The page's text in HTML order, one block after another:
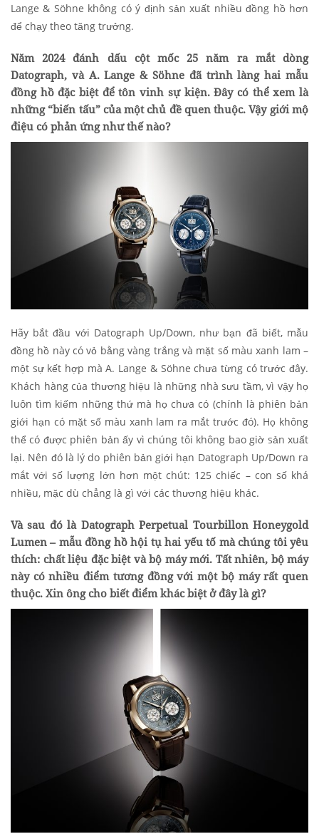
Lange & Söhne không có ý định sản xuất nhiều đồng hồ hơn
để chạy theo tăng trưởng.
Năm 2024 đánh dấu cột mốc 25 năm ra mắt dòng
Datograph, và A. Lange & Söhne đã trình làng hai mẫu
đồng hồ đặc biệt để tôn vinh sự kiện. Đây có thể xem là
những “biến tấu” của một chủ đề quen thuộc. Vậy giới mộ
điệu có phản ứng như thế nào?
Hãy bắt đầu với Datograph Up/Down, như bạn đã biết, mẫu
đồng hồ này có vỏ bằng vàng trắng và mặt số màu xanh lam –
một sự kết hợp mà A. Lange & Söhne chưa từng có trước đây.
Khách hàng của thương hiệu là những nhà sưu tầm, vì vậy họ
luôn tìm kiếm những thứ mà họ chưa có (chính là phiên bản
giới hạn có mặt số màu xanh lam ra mắt trước đó). Họ không
thể có được phiên bản ấy vì chúng tôi không bao giờ sản xuất
lại. Nên đó là lý do phiên bản giới hạn Datograph Up/Down ra
mắt với số lượng lớn hơn một chút: 125 chiếc – con số khá
nhiều, mặc dù chẳng là gì với các thương hiệu khác.
Và sau đó là Datograph Perpetual Tourbillon Honeygold
Lumen – mẫu đồng hồ hội tụ hai yếu tố mà chúng tôi yêu
thích: chất liệu đặc biệt và bộ máy mới. Tất nhiên, bộ máy
này có nhiều điểm tương đồng với một bộ máy rất quen
thuộc. Xin ông cho biết điểm khác biệt ở đây là gì?